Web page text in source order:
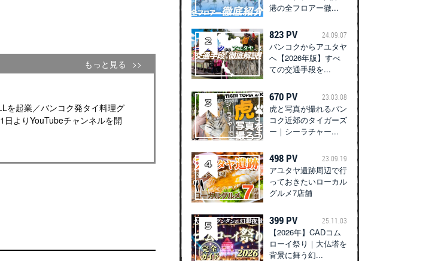
もっと見る
を起業／バンコク発タイ料理グ
よりYouTubeチャンネルを開
港の全フロアー徹...
823 PV 24.09.07
バンコクからアユタヤ
へ【2026年版】すべ
ての交通手段を...
670 PV 23.03.08
虎と写真が撮れるバン
コク近郊のタイガーズ
ー｜シーラチャー...
498 PV 23.09.19
アユタヤ遺跡周辺で行
っておきたいローカル
グルメ7店舗
399 PV 25.11.03
【2026年】CADコム
ローイ祭り｜大仏塔を
背景に舞う幻...